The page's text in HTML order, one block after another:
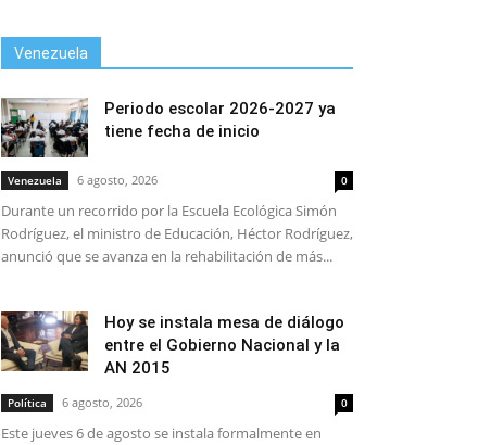
Venezuela
Periodo escolar 2026-2027 ya
tiene fecha de inicio
Venezuela 6 agosto, 2026 0
Durante un recorrido por la Escuela Ecológica Simón
Rodríguez, el ministro de Educación, Héctor Rodríguez,
anunció que se avanza en la rehabilitación de más...
Hoy se instala mesa de diálogo
entre el Gobierno Nacional y la
AN 2015
Política 6 agosto, 2026 0
Este jueves 6 de agosto se instala formalmente en